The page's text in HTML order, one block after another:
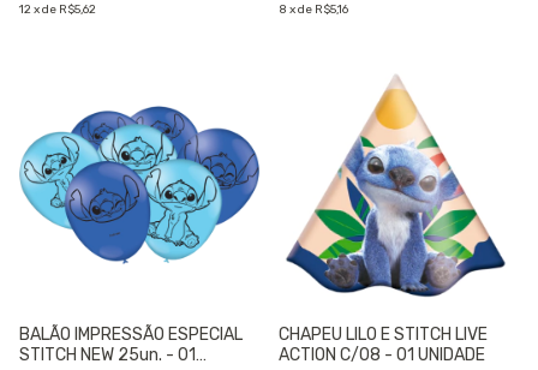
12xde R$5,62 8 xde R$5,16
BALÃO IMPRESSÃO ESPECIAL
STITCH NEW 25un. - 01
CHAPEU LILO E STITCH LIVE
ACTION C/08 - 01 UNIDADE